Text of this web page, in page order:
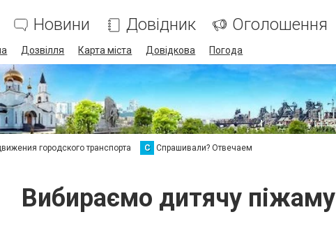
Новини Довідник Оголошення
Дозвілля Карта міста Довідкова Погода
городского транспорта С Спрашивали? Отвечаем
Вибираємо дитячу піжаму